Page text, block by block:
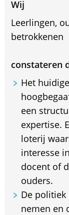
Wij
Leerlingen,
betrokkenen
constateren
Het
een
expertise.
loterij
interesse
docent of
ouders.
De
nemen en